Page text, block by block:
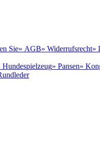
Sie» AGB» Widerrufsrecht»
Hundespielzeug» Pansen»